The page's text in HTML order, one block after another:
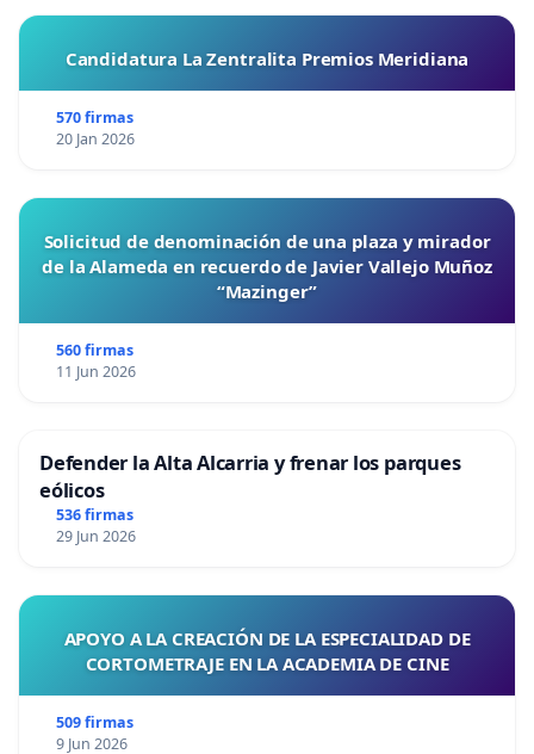
Candidatura La Zentralita Premios Meridiana
570 firmas
20 Jan 2026
Solicitud de denominación de una plaza y mirador
de la Alameda en recuerdo de Javier Vallejo Muñoz
“Mazinger”
560 firmas
11 Jun 2026
Defender la Alta Alcarria y frenar los parques
eólicos
536 firmas
29 Jun 2026
APOYO A LA CREACIÓN DE LA ESPECIALIDAD DE
CORTOMETRAJE EN LA ACADEMIA DE CINE
509 firmas
9 Jun 2026